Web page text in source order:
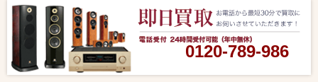
0120-789-986